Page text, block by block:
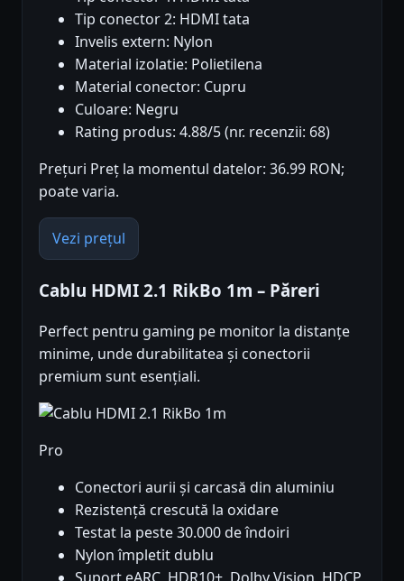
Tip conector 2: HDMI tata
Invelis extern: Nylon
Material izolatie: Polietilena
Material conector: Cupru
Culoare: Negru
Rating produs: 4.88/5 (nr. recenzii: 68)
Prețuri Preț la momentul datelor: 36.99 RON;
poate varia.
Vezi prețul
Cablu HDMI 2.1 RikBo 1m – Păreri
Perfect pentru gaming pe monitor la distanțe
minime, unde durabilitatea și conectorii
premium sunt esențiali.
Pro
Conectori aurii și carcasă din aluminiu
Rezistență crescută la oxidare
Testat la peste 30.000 de îndoiri
Nylon împletit dublu